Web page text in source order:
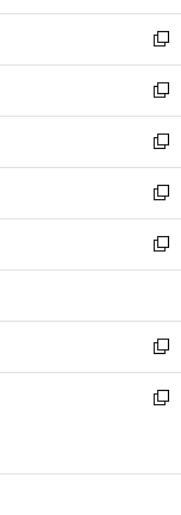
開
く
ウ
で
開
く
ン
ド
ウ
で
開
く
ウ
ィ
ン
ド
ウ
で
開
く
新
し
い
ウ
ィ
ン
ド
ウ
で
開
新
し
い
ウ
ィ
ン
ド
ウ
開
く
新
し
い
ウ
ィ
ン
ウ
で
開
く
新
し
い
ウ
ン
ド
ウ
で
新
し
ウ
ィ
ン
ド
開
新
し
い
ン
新
ウ